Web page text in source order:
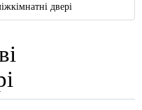
двері